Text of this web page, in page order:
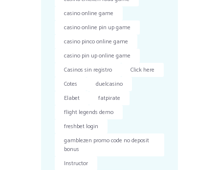
casino online game
casino online pin up game
casino pinco online game
casino pin up online game
Casinos sin registro
Click here
Cotes
duelcasino
Elabet
fatpirate
flight legends demo
freshbet login
gamblezen promo code no deposit
bonus
Instructor